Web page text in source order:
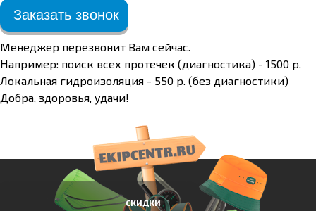
Заказать звонок
Менеджер перезвонит Вам сейчас.
Например: поиск всех протечек (диагностика) - 1500 р.
Локальная гидроизоляция - 550 р. (без диагностики)
Добра, здоровья, удачи!
СКИДКИ